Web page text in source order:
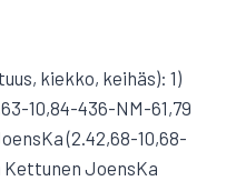
kiekko, keihäs): 1)
10,84-436-NM-61,79
(2.42,68-10,68-
Kettunen JoensKa